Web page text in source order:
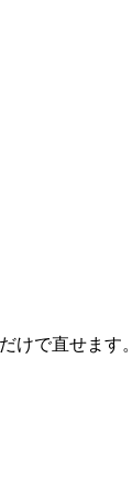
けで直せます。